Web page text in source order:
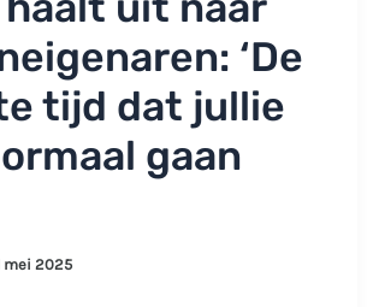
‘De
tijd dat jullie
gaan
mei 2025